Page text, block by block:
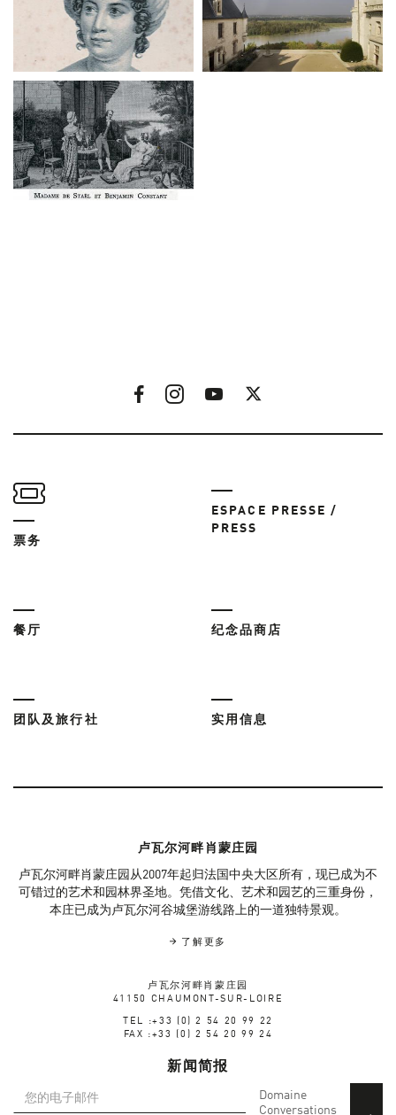
票务
ESPACE PRESSE /
PRESS
餐厅 纪念品商店
团队及旅行社 实用信息
卢瓦尔河畔肖蒙庄园
卢瓦尔河畔肖蒙庄园从2007年起归法国中央大区所有，现已成为不
可错过的艺术和园林界圣地。凭借文化、艺术和园艺的三重身份，
本庄已成为卢瓦尔河谷城堡游线路上的一道独特景观。
了解更多
卢瓦尔河畔肖蒙庄园
41150 CHAUMONT-SUR-LOIRE
TEL :+33 (0) 2 54 20 99 22
FAX :+33 (0) 2 54 20 99 24
新闻简报